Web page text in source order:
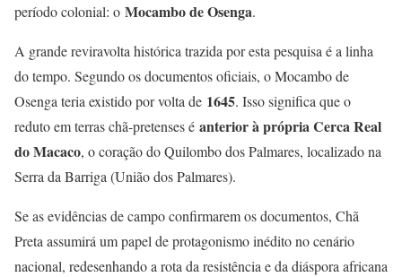
período colonial: o Mocambo de Osenga.
A grande reviravolta histórica trazida por esta pesquisa é a linha
do tempo. Segundo os documentos oficiais, o Mocambo de
Osenga teria existido por volta de 1645. Isso significa que o
reduto em terras chã-pretenses é anterior à própria Cerca Real
do Macaco, o coração do Quilombo dos Palmares, localizado na
Serra da Barriga (União dos Palmares).
Se as evidências de campo confirmarem os documentos, Chã
Preta assumirá um papel de protagonismo inédito no cenário
nacional, redesenhando a rota da resistência e da diáspora africana